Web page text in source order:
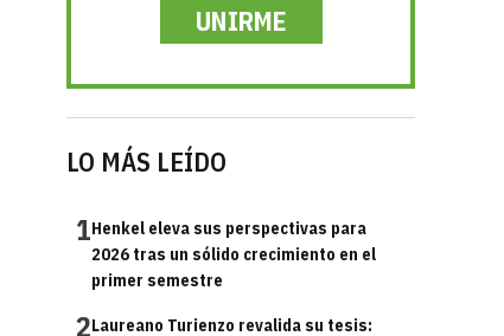
UNIRME
LO MÁS LEÍDO
1Henkel eleva sus perspectivas para
2026 tras un sólido crecimiento en el
primer semestre
2Laureano Turienzo revalida su tesis: